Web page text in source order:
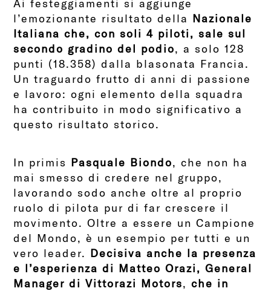
Ai festeggiamenti si aggiunge
l’emozionante risultato della Nazionale
Italiana che, con soli 4 piloti, sale sul
secondo gradino del podio, a solo 128
punti (18.358) dalla blasonata Francia.
Un traguardo frutto di anni di passione
e lavoro: ogni elemento della squadra
ha contribuito in modo significativo a
questo risultato storico.
In primis Pasquale Biondo, che non ha
mai smesso di credere nel gruppo,
lavorando sodo anche oltre al proprio
ruolo di pilota pur di far crescere il
movimento. Oltre a essere un Campione
del Mondo, è un esempio per tutti e un
vero leader. Decisiva anche la presenza
e l’esperienza di Matteo Orazi, General
Manager di Vittorazi Motors, che in